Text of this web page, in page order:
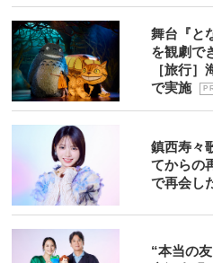
舞台『と
を観劇で
［旅行
で実施
P R
鎮西寿々
てからの
で再会し
“本当の